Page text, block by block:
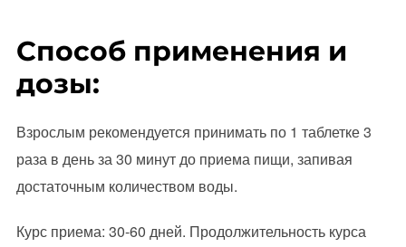
Способ применения и
дозы:
Взрослым рекомендуется принимать по 1 таблетке 3
раза в день за 30 минут до приема пищи, запивая
достаточным количеством воды.
Курс приема: 30-60 дней. Продолжительность курса